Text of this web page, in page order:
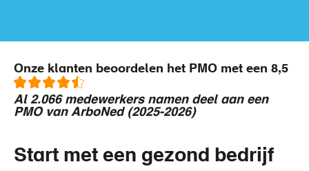
Onze klanten beoordelen het PMO met een 8,5
Al 2.066 medewerkers namen deel aan een
PMO van ArboNed (2025-2026)
Start met een gezond bedrijf